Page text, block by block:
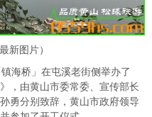
新图片）
海桥」在屯溪老街侧举办了
，由黄山市委常委、宣传部长
勇分别致辞，黄山市政府领导